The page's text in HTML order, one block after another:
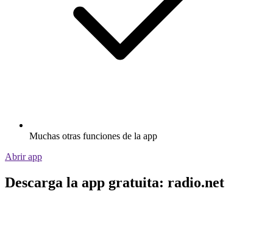
Muchas otras funciones de la app
Abrir app
Descarga la app gratuita: radio.net